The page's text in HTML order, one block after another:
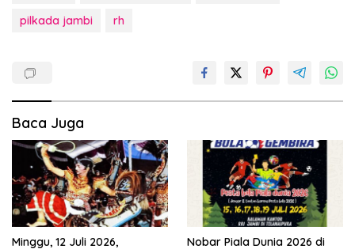
pilkada jambi
rh
Baca Juga
Minggu, 12 Juli 2026, Nobar Piala Dunia 2026 di